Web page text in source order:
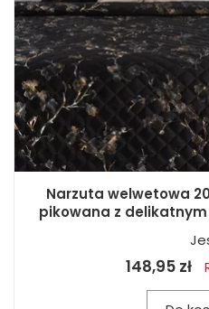
Narzuta welwetowa
pikowana z
148,95 zł